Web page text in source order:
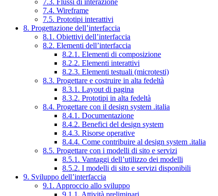
7.3. Flussi di interazione
7.4. Wireframe
7.5. Prototipi interattivi
8. Progettazione dell’interfaccia
8.1. Obiettivi dell’interfaccia
8.2. Elementi dell’interfaccia
8.2.1. Elementi di composizione
8.2.2. Elementi interattivi
8.2.3. Elementi testuali (microtesti)
8.3. Progettare e costruire in alta fedeltà
8.3.1. Layout di pagina
8.3.2. Prototipi in alta fedeltà
8.4. Progettare con il design system .italia
8.4.1. Documentazione
8.4.2. Benefici del design system
8.4.3. Risorse operative
8.4.4. Come contribuire al design system .italia
8.5. Progettare con i modelli di sito e servizi
8.5.1. Vantaggi dell’utilizzo dei modelli
8.5.2. I modelli di sito e servizi disponibili
9. Sviluppo dell’interfaccia
9.1. Approccio allo sviluppo
9.1.1. Attività preliminari